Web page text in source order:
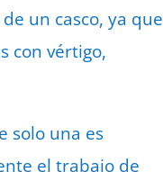
un casco, ya que
con vértigo,
solo una es
el trabajo de